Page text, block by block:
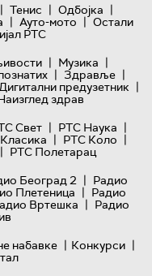
| Тенис | Одбојка |
| Ауто-мото | Остали
РТС
| Музика |
| Здравље |
предузетник |
здрав
Свет | РТС Наука |
| РТС Коло |
| РТС Полетарац
Београд 2 | Радио
Плетеница | Радио
Вртешка | Радио
набавке | Конкурси |